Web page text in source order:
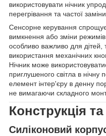
використовувати нічник
перегрівання та частої
Сенсорне керування
вимкнення або зміни
особливо важливо для
використання механічних
Нічник може
приглушеного світла в нічну
елемент інтер'єру в денну
не вимагаючи складного
Конструкція
Силіконовий